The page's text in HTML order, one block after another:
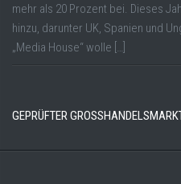
mehr als 20 Prozent bei. Dieses
hinzu, darunter UK, Spanien und
„Media House“ wolle […]
GEPRÜFTER